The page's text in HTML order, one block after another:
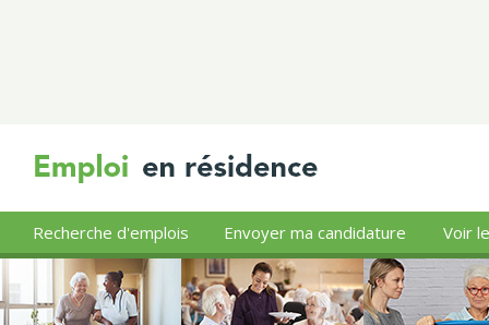
Recherche d'emplois Envoyer ma candidature Voir